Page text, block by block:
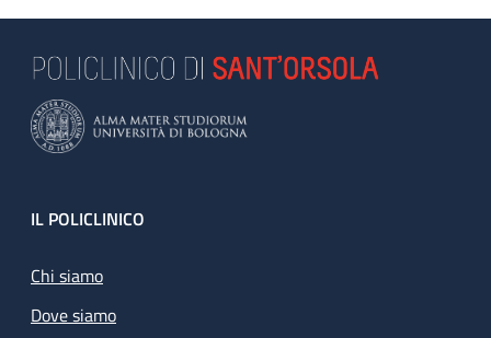
Footer
IL POLICLINICO
Chi siamo
Dove siamo